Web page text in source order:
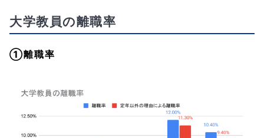
大学教員の離職率
①離職率